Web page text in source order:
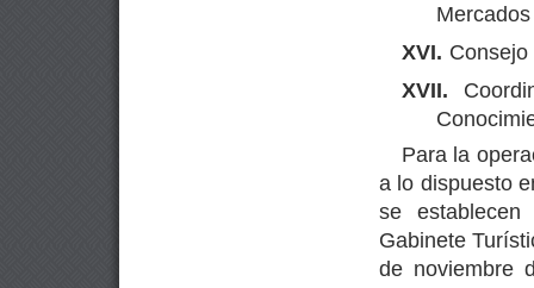
XVI.
XVII.
Para la
a lo dispuesto
se
Gabinete
de noviembre